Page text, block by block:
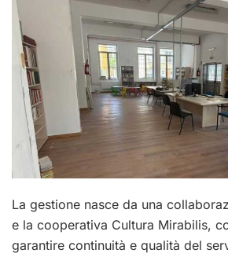
La gestione nasce da una
e la cooperativa Cultura Mirabilis,
garantire continuità e qualità del